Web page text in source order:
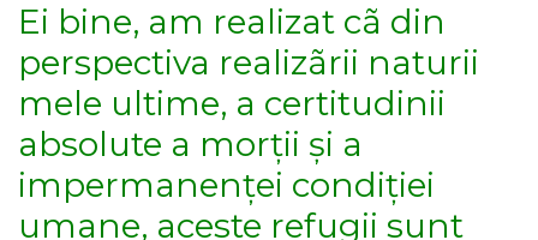
Ei bine, am realizat cã din
perspectiva realizãrii naturii
mele ultime, a certitudinii
absolute a morții și a
impermanenței condiției
umane, aceste refugii sunt